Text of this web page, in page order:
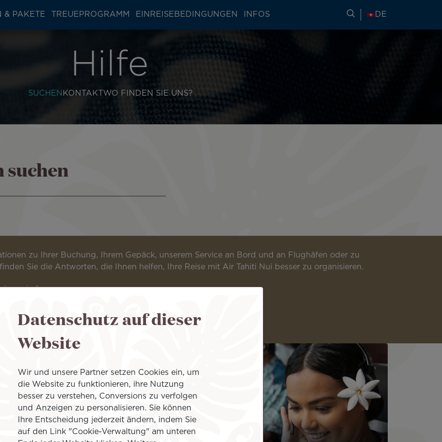
& PAKETE TREUEPROGRAMM EINREISEBEDINGUNGEN INFOS DE
SUCHEN KONTAKT WO FINDEN SIE UNS?
suchen
zu Ihrer Buchung, Ihrem Gepäck, unserem Service an Bord und an Flughäfen oder zu
Sie die Antworten, die Ihnen helfen, Ihre Reise mit Air Tahiti Nui besser zu organisieren.
ein
Datenschutz auf dieser
Website
Wir und unsere Partner setzen Cookies ein, um
die Website zu funktionieren, ihre Nutzung
besser zu verstehen, Conversions zu verfolgen
und Anzeigen zu personalisieren. Sie können
Ihre Entscheidung jederzeit ändern, indem Sie
auf den Link "Cookie-Verwaltung" am unteren